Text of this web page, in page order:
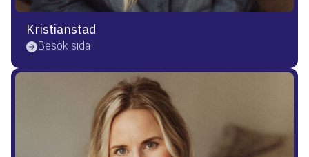
Kristianstad
Besök sida